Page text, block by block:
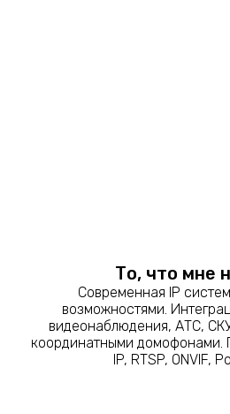
То, что мне
Современная IP
возможностями.
видеонаблюдения, АТС,
координатными домофонами.
IP, RTSP, ONVIF,